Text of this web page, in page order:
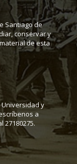
Santiago de
conservar y
de esta
y
a
27180275.